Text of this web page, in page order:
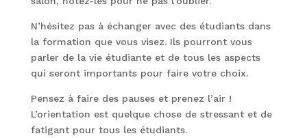
N’hésitez pas à échanger avec des étudiants dans
la formation que vous visez. Ils pourront vous
parler de la vie étudiante et de tous les aspects
qui seront importants pour faire votre choix.
Pensez à faire des pauses et prenez l’air !
L’orientation est quelque chose de stressant et de
fatigant pour tous les étudiants.